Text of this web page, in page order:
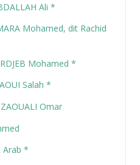
Ali *
Mohamed, dit Rachid
Mohamed *
Salah *
ZAOUALI Omar
Arab *